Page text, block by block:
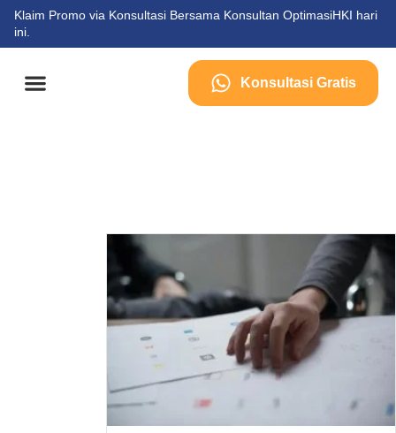
Klaim Promo via Konsultasi Bersama Konsultan OptimasiHKI hari
ini.
Konsultasi Gratis